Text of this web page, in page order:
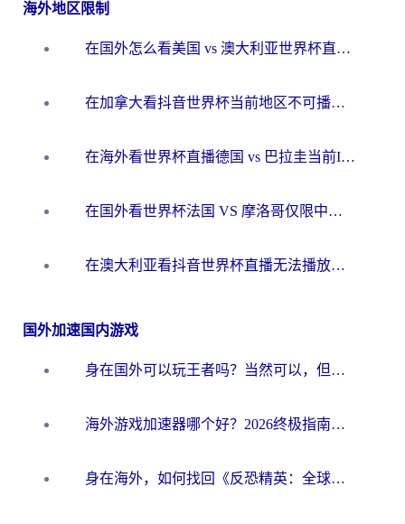
海外地区限制
在国外怎么看美国 vs 澳大利亚世界杯直播？海外党必藏的中文解说观赛指南
在加拿大看抖音世界杯当前地区不可播放？海外党体育观赛终极指南
在海外看世界杯直播德国 vs 巴拉圭当前IP受限制？这篇指南帮你轻松解决地区限制
在国外看世界杯法国 VS 摩洛哥仅限中国大陆？别让地域限制拦下你的欢呼
在澳大利亚看抖音世界杯直播无法播放？海外党体育观赛终极指南来了！
国外加速国内游戏
身在国外可以玩王者吗？当然可以，但你需要这份“加速”指南
海外游戏加速器哪个好？2026终极指南帮你畅玩国服+解决卡顿难题
身在海外，如何找回《反恐精英：全球攻势》国服的丝滑手感？一份给你的终极指南